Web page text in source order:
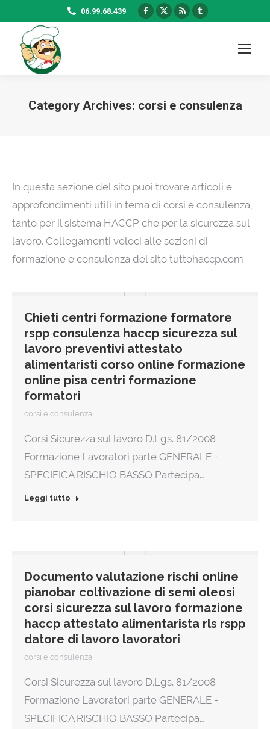
06.99.68.439
Facebook
X
Rss Tumblr
Category Archives: corsi e consulenza
In questa sezione del sito puoi trovare articoli e
approfondimenti utili in tema di corsi e consulenza,
tanto per il sistema HACCP che per la sicurezza sul
lavoro. Collegamenti veloci alle sezioni di
formazione e consulenza del sito tuttohaccp.com
Chieti centri formazione formatore
rspp consulenza haccp sicurezza sul
lavoro preventivi attestato
alimentaristi corso online formazione
online pisa centri formazione
formatori
corsi e consulenza
Corsi Sicurezza sul lavoro D.Lgs. 81/2008
Formazione Lavoratori parte GENERALE +
SPECIFICA RISCHIO BASSO Partecipa…
Leggi tutto
Documento valutazione rischi online
pianobar coltivazione di semi oleosi
corsi sicurezza sul lavoro formazione
haccp attestato alimentarista rls rspp
datore di lavoro lavoratori
corsi e consulenza
Corsi Sicurezza sul lavoro D.Lgs. 81/2008
Formazione Lavoratori parte GENERALE +
SPECIFICA RISCHIO BASSO Partecipa…